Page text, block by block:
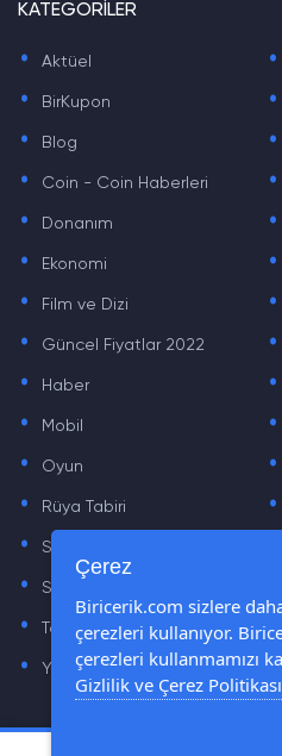
KATEGORİLER
. Aktüel .
. BirKupon .
. Blog .
. Coin - Coin Haberleri .
. Donanım .
. Ekonomi .
. Film ve Dizi .
. Güncel Fiyatlar 2022 .
. Haber .
. Mobil .
. Oyun .
. Rüya Tabiri .
. Sinema .
. Sözler
. Teknoloji Haberleri .
. Yazılım Haberleri .
Çerez
Biricerik.com sizlere
çerezleri kullanıyor.
çerezleri kullanmamızı
Gizlilik ve Çerez Politikası